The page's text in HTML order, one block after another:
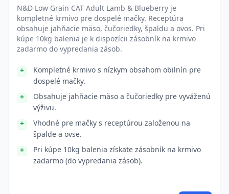
N&D Low Grain CAT Adult Lamb & Blueberry je
kompletné krmivo pre dospelé mačky. Receptúra
obsahuje jahňacie mäso, čučoriedky, špaldu a ovos. Pri
kúpe 10kg balenia je k dispozícii zásobník na krmivo
zadarmo do vypredania zásob.
Kompletné krmivo s nízkym obsahom obilnín pre
dospelé mačky.
Obsahuje jahňacie mäso a čučoriedky pre vyváženú
výživu.
Vhodné pre mačky s receptúrou založenou na
špalde a ovse.
Pri kúpe 10kg balenia získate zásobník na krmivo
zadarmo (do vypredania zásob).